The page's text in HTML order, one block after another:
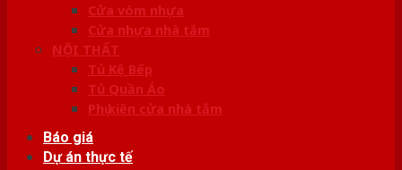
Cửa vòm nhựa
Cửa nhựa nhà tắm
NỘI THẤT
Tủ Kệ Bếp
Tủ Quần Áo
Phụ kiện cửa nhà tắm
Báo giá
Dự án thực tế